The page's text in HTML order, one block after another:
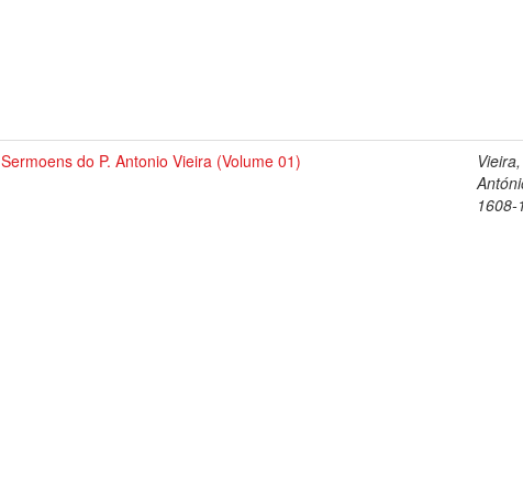
Sermoens do P. Antonio Vieira (Volume 01)
Vieira,
1608-